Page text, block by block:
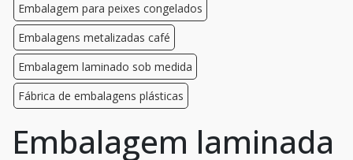
Embalagem para peixes congelados
Embalagens metalizadas café
Embalagem laminado sob medida
Fábrica de embalagens plásticas
Embalagem laminada